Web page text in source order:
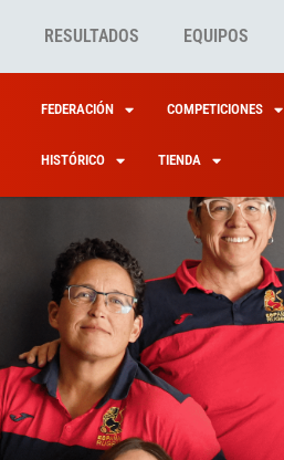
RESULTADOS EQUIPOS
FEDERACIÓN COMPETICIONES
HISTÓRICO TIENDA